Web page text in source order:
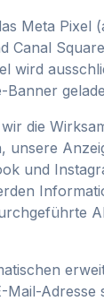
Meta Pixel
Canal
wird
Banner
die
unsere
und